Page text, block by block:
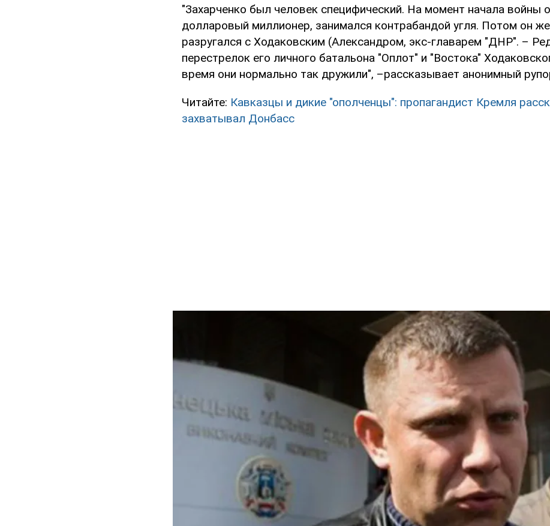
"Захарченко был человек специфический. На момент начала войны
долларовый миллионер, занимался контрабандой угля. Потом он
разругался с Ходаковским (Александром, экс-главарем "ДНР". –
перестрелок его личного батальона "Оплот" и "Востока"
время они нормально так дружили", –рассказывает анонимный
Читайте: Кавказцы и дикие "ополченцы": пропагандист Кремля
захватывал Донбасс